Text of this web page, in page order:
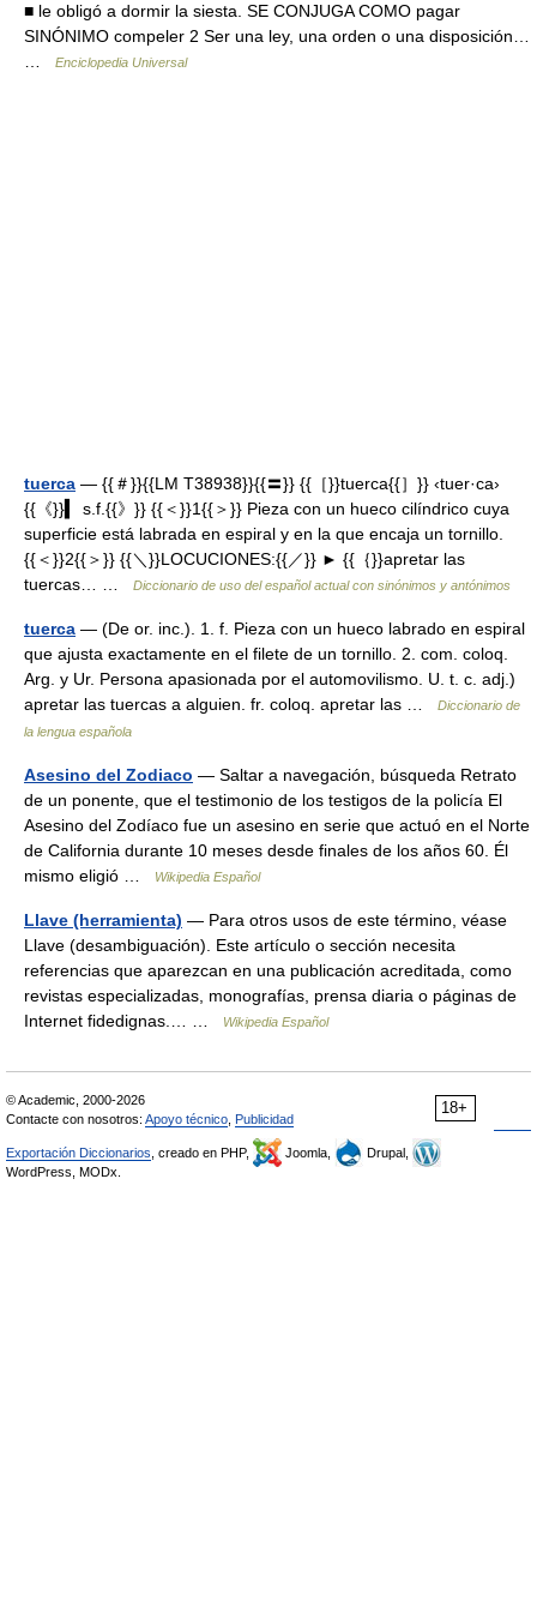
■ le obligó a dormir la siesta. SE CONJUGA COMO pagar
SINÓNIMO compeler 2 Ser una ley, una orden o una disposición…
Enciclopedia Universal
tuerca — {{＃}}{{LM T38938}}{{〓}} {{［}}tuerca{{］}} ‹tuer·ca›
{{《}}▍ s.f.{{》}} {{＜}}1{{＞}} Pieza con un hueco cilíndrico cuya
superficie está labrada en espiral y en la que encaja un tornillo.
{{＜}}2{{＞}} {{＼}}LOCUCIONES:{{／}} ► {{｛}}apretar las
tuercas… …
Diccionario de uso del español actual con sinónimos y antónimos
tuerca — (De or. inc.). 1. f. Pieza con un hueco labrado en espiral
que ajusta exactamente en el filete de un tornillo. 2. com. coloq.
Arg. y Ur. Persona apasionada por el automovilismo. U. t. c. adj.)
apretar las tuercas a alguien. fr. coloq. apretar las …
Diccionario de
la lengua española
Asesino del Zodiaco — Saltar a navegación, búsqueda Retrato
de un ponente, que el testimonio de los testigos de la policía El
Asesino del Zodíaco fue un asesino en serie que actuó en el Norte
de California durante 10 meses desde finales de los años 60. Él
mismo eligió …
Wikipedia Español
Llave (herramienta) — Para otros usos de este término, véase
Llave (desambiguación). Este artículo o sección necesita
referencias que aparezcan en una publicación acreditada, como
revistas especializadas, monografías, prensa diaria o páginas de
Internet fidedignas.… …
Wikipedia Español
18+
© Academic, 2000-2026
Contacte con nosotros: Apoyo técnico Publicidad
Exportación Diccionarios , creado en PHP, Joomla,
Drupal,
WordPress, MODx.